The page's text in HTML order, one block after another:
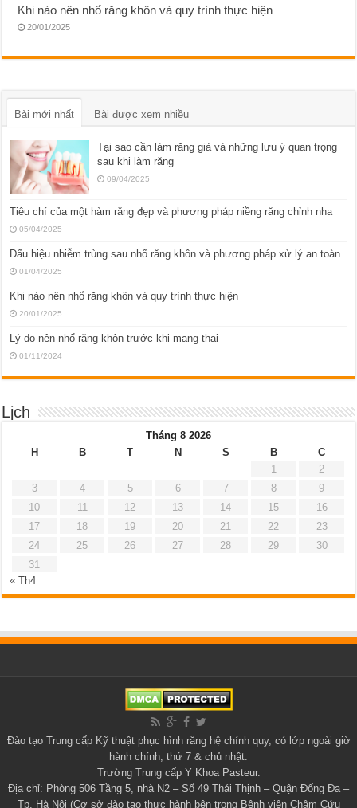
Khi nào nên nhổ răng khôn và quy trình thực hiện
20/01/2025
Bài mới nhất Bài được xem nhiều
Tại sao cần làm răng giả và những lưu ý quan trọng
sau khi làm răng
09/04/2025
Tiêu chí của một hàm răng đẹp và phương pháp niềng răng chỉnh nha
05/04/2025
Dấu hiệu nhiễm trùng sau nhổ răng khôn và phương pháp xử lý an toàn
01/04/2025
Khi nào nên nhổ răng khôn và quy trình thực hiện
20/01/2025
Lý do nên nhổ răng khôn trước khi mang thai
01/11/2024
Lịch
Tháng 8 2026
H
B T N S B
C
1
2
3
4 5 6 7 8
9
10
11 12 13 14 15
16
17
18 19 20 21 22
23
24
25 26 27 28 29
30
31
« Th4
Đào tạo Trung cấp Kỹ thuật phục hình rănghệ chính quy, có lớp ngoài giờ
hành chính, thứ 7 & chủ nhật.
Trường Trung cấp Y Khoa Pasteur.
Địa chỉ: Phòng 506 Tầng 5, nhà N2 – Số 49 Thái Thịnh – Quận Đống Đa –
Tp. Hà Nội (Cơ sở đào tạo thực hành bên trong Bệnh viện Châm Cứu